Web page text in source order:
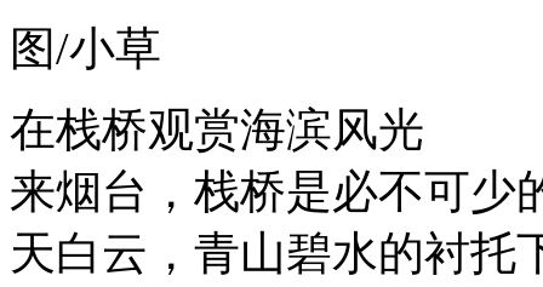
图/小草
在栈桥观赏海滨风光
来烟台，栈桥是必不可少
天白云，青山碧水的衬托